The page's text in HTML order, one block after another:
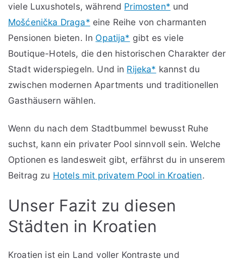
viele Luxushotels, während Primosten* und
Mošćenička Draga* eine Reihe von charmanten
Pensionen bieten. In Opatija* gibt es viele
Boutique-Hotels, die den historischen Charakter der
Stadt widerspiegeln. Und in Rijeka* kannst du
zwischen modernen Apartments und traditionellen
Gasthäusern wählen.
Wenn du nach dem Stadtbummel bewusst Ruhe
suchst, kann ein privater Pool sinnvoll sein. Welche
Optionen es landesweit gibt, erfährst du in unserem
Beitrag zu Hotels mit privatem Pool in Kroatien.
Unser Fazit zu diesen
Städten in Kroatien
Kroatien ist ein Land voller Kontraste und